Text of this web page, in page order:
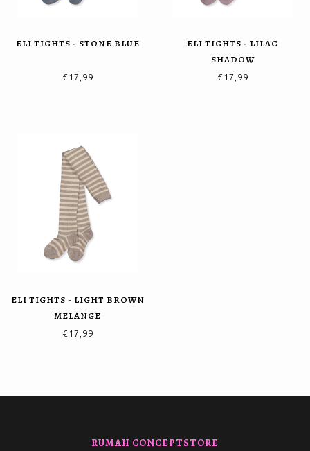
ELI TIGHTS - STONE BLUE
€17,99
ELI TIGHTS - LILAC
SHADOW
€17,99
ELI TIGHTS - LIGHT BROWN
MELANGE
€17,99
RUMAH CONCEPTSTORE